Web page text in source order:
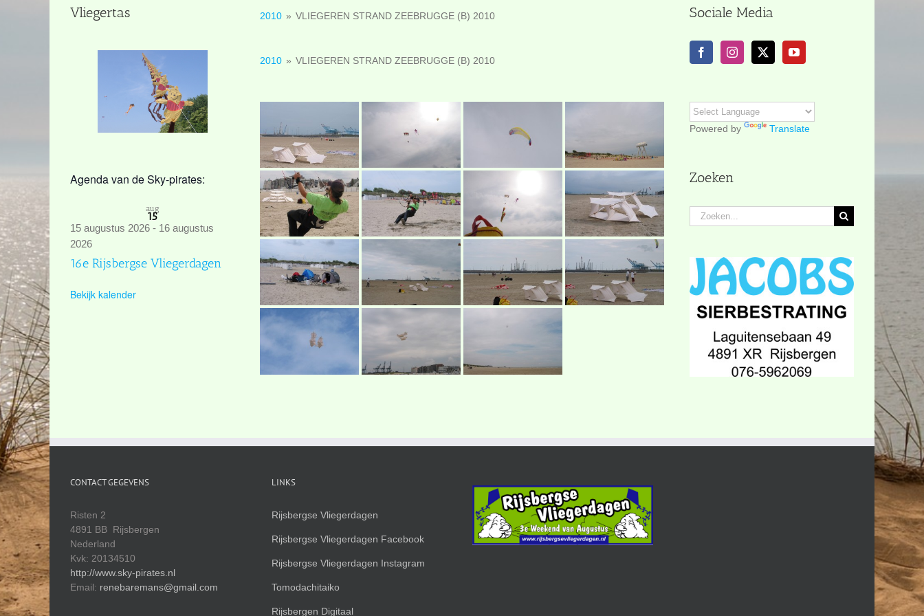
2010 » VLIEGEREN STRAND ZEEBRUGGE (B) 2010
2010 » VLIEGEREN STRAND ZEEBRUGGE (B) 2010
Vliegertas
Agenda van de Sky-pirates:
aug
15
15 augustus 2026 - 16 augustus
2026
16e Rijsbergse Vliegerdagen
Bekijk kalender
Sociale Media
Powered by Translate
Zoeken
Zoeken
naar:
CONTACT GEGEVENS
Risten 2
4891 BB Rijsbergen
Nederland
Kvk: 20134510
http://www.sky-pirates.nl
Email: renebaremans@gmail.com
LINKS
Rijsbergse Vliegerdagen
Rijsbergse Vliegerdagen Facebook
Rijsbergse Vliegerdagen Instagram
Tomodachitaiko
Rijsbergen Digitaal